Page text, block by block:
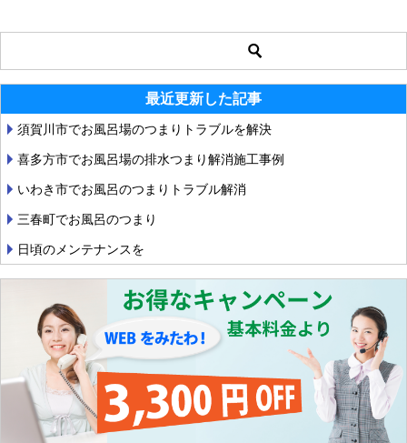
k
b
o
k
最近更新した記事
須賀川市でお風呂場のつまりトラブルを解決
喜多方市でお風呂場の排水つまり解消施工事例
いわき市でお風呂のつまりトラブル解消
三春町でお風呂のつまり
日頃のメンテナンスを